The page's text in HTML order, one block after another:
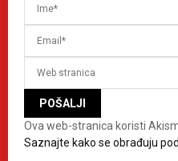
Ova web-stranica koristi
Saznajte kako se obrađuju